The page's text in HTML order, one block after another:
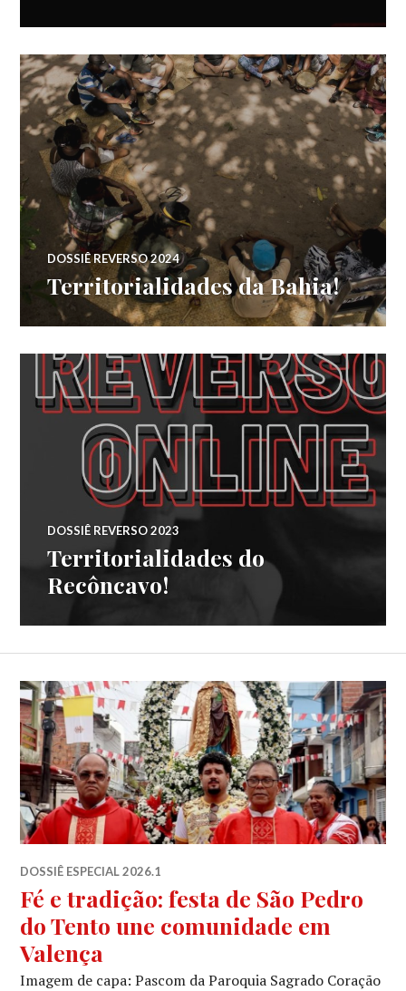
DOSSIÊ REVERSO 2024
Territorialidades da Bahia!
DOSSIÊ REVERSO 2023
Territorialidades do
Recôncavo!
DOSSIÊ ESPECIAL 2026.1
Fé e tradição: festa de São Pedro
do Tento une comunidade em
Valença
Imagem de capa: Pascom da Paroquia Sagrado Coração